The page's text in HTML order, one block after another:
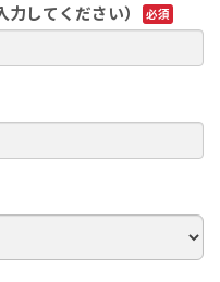
してください）